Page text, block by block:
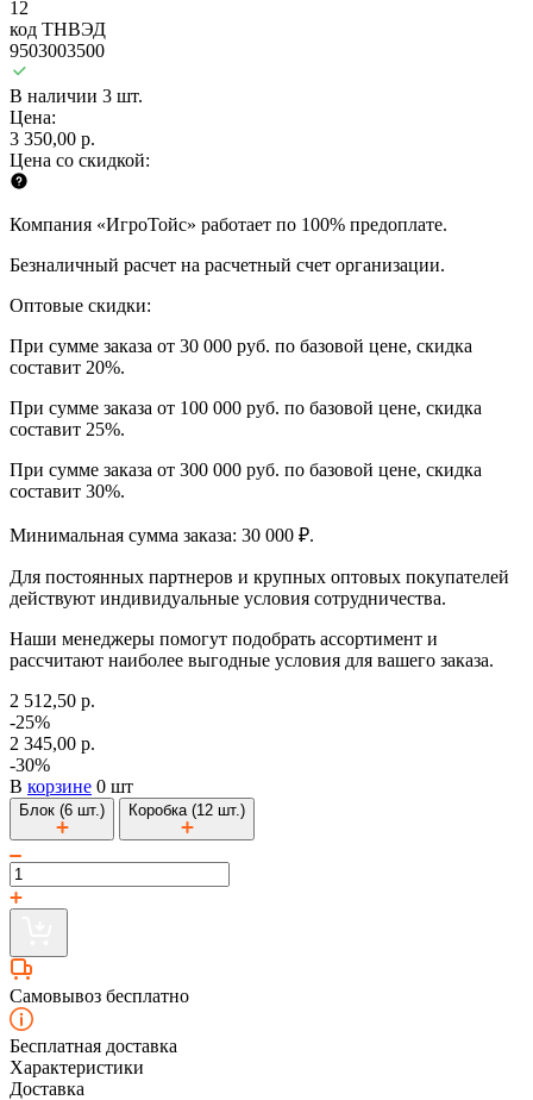
12
код ТНВЭД
9503003500
В наличии 3 шт.
Цена:
3 350,00 р.
Цена со скидкой:
Компания «ИгроТойс» работает по 100% предоплате.
Безналичный расчет на расчетный счет организации.
Оптовые скидки:
При сумме заказа от 30 000 руб. по базовой цене, скидка
составит 20%.
При сумме заказа от 100 000 руб. по базовой цене, скидка
составит 25%.
При сумме заказа от 300 000 руб. по базовой цене, скидка
составит 30%.
Минимальная сумма заказа: 30 000 ₽.
Для постоянных партнеров и крупных оптовых покупателей
действуют индивидуальные условия сотрудничества.
Наши менеджеры помогут подобрать ассортимент и
рассчитают наиболее выгодные условия для вашего заказа.
2 512,50 р.
-25%
2 345,00 р.
-30%
В корзине 0 шт
Блок (6 шт.) Коробка (12 шт.)
Самовывоз бесплатно
Бесплатная доставка
Характеристики
Доставка